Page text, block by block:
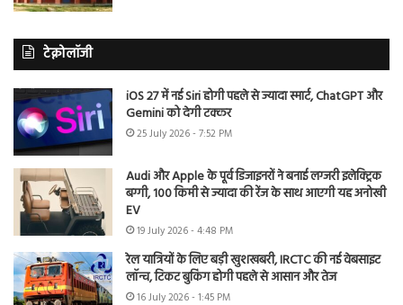
टेक्नोलॉजी
iOS 27 में नई Siri होगी पहले से ज्यादा स्मार्ट, ChatGPT और
Gemini को देगी टक्कर
25 July 2026 - 7:52 PM
Audi और Apple के पूर्व डिजाइनरों ने बनाई लग्जरी इलेक्ट्रिक
बग्गी, 100 किमी से ज्यादा की रेंज के साथ आएगी यह अनोखी
EV
19 July 2026 - 4:48 PM
रेल यात्रियों के लिए बड़ी खुशखबरी, IRCTC की नई वेबसाइट
लॉन्च, टिकट बुकिंग होगी पहले से आसान और तेज
16 July 2026 - 1:45 PM